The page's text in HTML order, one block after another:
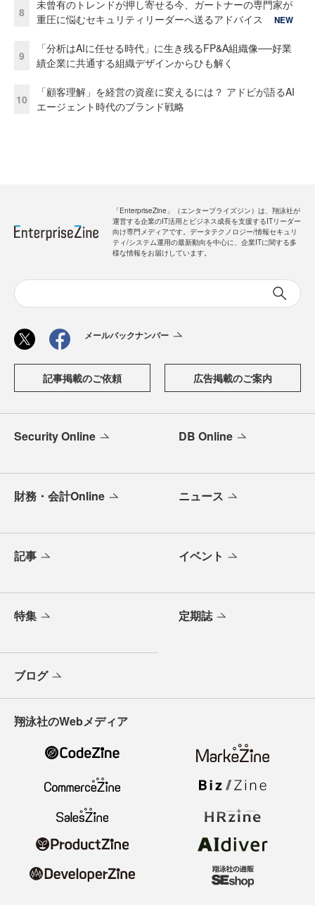
8
未曾有のトレンドが押し寄せる今、ガートナーの専門家が
重圧に悩むセキュリティリーダーへ送るアドバイス
NEW
9
「分析はAIに任せる時代」に生き残るFP&A組織像──好業
績企業に共通する組織デザインからひも解く
10
「顧客理解」を経営の資産に変えるには？ アドビが語るAI
エージェント時代のブランド戦略
「EnterpriseZine」（エンタープライズジン）は、翔泳社が
運営する企業のIT活用とビジネス成長を支援するITリーダー
向け専門メディアです。データテクノロジー/情報セキュリ
ティ/システム運用の最新動向を中心に、企業ITに関する多
様な情報をお届けしています。
メールバックナンバー
記事掲載のご依頼 広告掲載のご案内
Security Online DB Online
財務・会計Online ニュース
記事 イベント
特集 定期誌
ブログ
翔泳社のWebメディア